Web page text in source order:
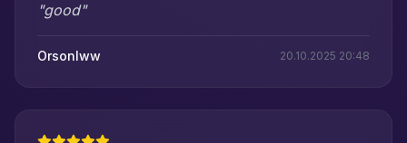
"good"
Orsonlww 20.10.2025 20:48